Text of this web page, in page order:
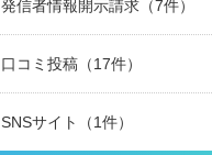
発信者情報開示請求（7件）
口コミ投稿（17件）
SNSサイト（1件）